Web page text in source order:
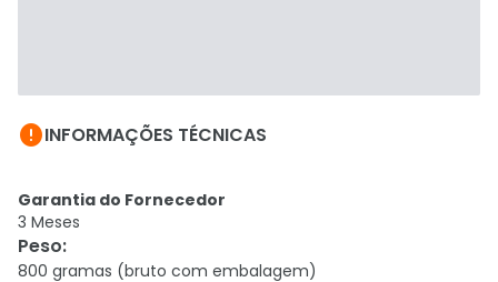
INFORMAÇÕES TÉCNICAS
Garantia do Fornecedor
3 Meses
Peso:
800 gramas (bruto com embalagem)